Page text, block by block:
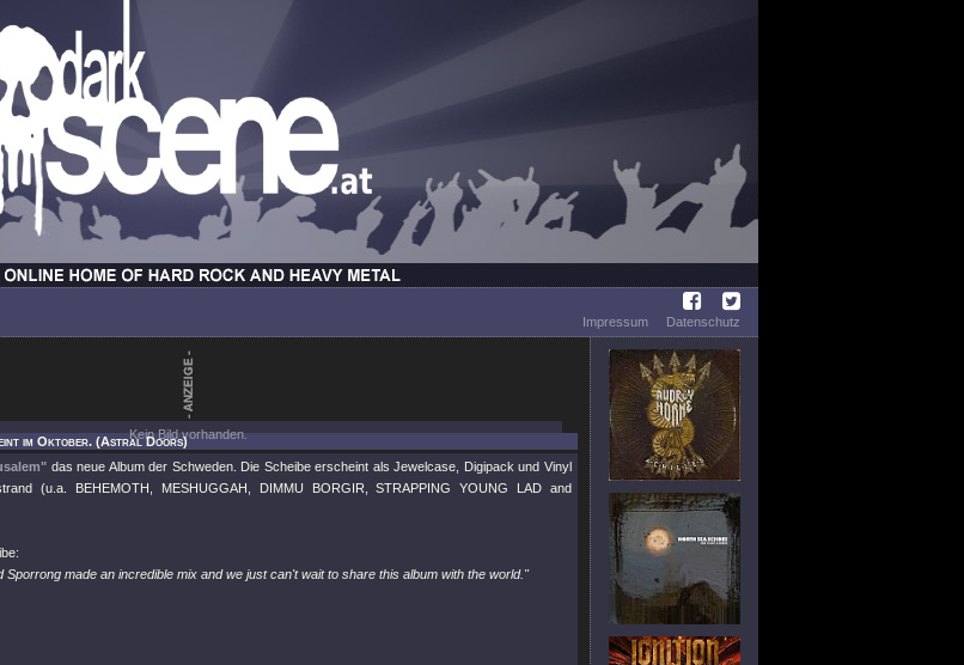
Impressum
Datenschutz
Kein Bild vorhanden.
im Oktober. (Astral Doors)
das neue Album der Schweden. Die Scheibe erscheint als Jewelcase, Digipack und Vinyl
(u.a. BEHEMOTH, MESHUGGAH, DIMMU BORGIR, STRAPPING YOUNG LAD and
Sporrong made an incredible mix and we just can't wait to share this album with the world."